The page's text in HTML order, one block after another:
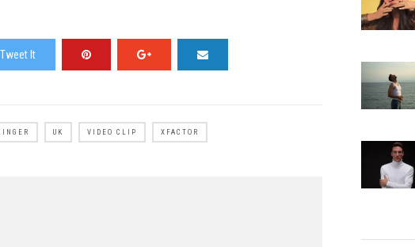
Tweet It
UK VIDEO CLIP XFACTOR